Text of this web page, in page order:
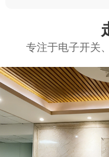
专注于电子开关